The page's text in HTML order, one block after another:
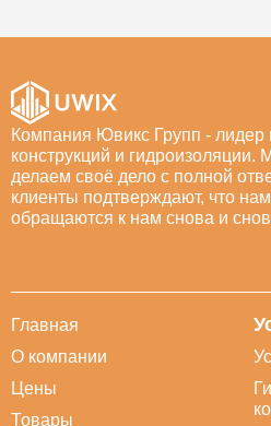
Компания Ювикс Групп - лидер
конструкций и гидроизоляции.
делаем своё дело с полной
клиенты подтверждают, что
обращаются к нам снова и
Главная
О компании
Цены
Товары